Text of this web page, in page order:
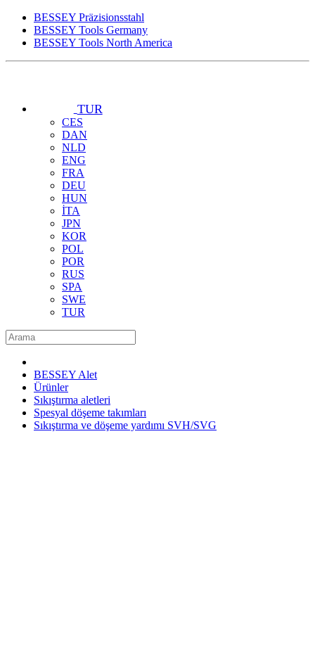
BESSEY Präzisionsstahl
BESSEY Tools Germany
BESSEY Tools North America
TUR
CES
DAN
NLD
ENG
FRA
DEU
HUN
İTA
JPN
KOR
POL
POR
RUS
SPA
SWE
TUR
BESSEY Alet
Ürünler
Sıkıştırma aletleri
Spesyal döşeme takımları
Sıkıştırma ve döşeme yardımı SVH/SVG